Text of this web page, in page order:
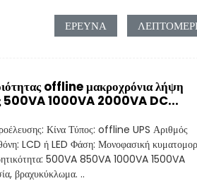
ΕΡΕΥΝΑ
offline μακροχρόνια λήψη
500VA 1000VA 2000VA DC...
Κίνα Τύπος: offline UPS Αριθμός
LCD ή LED Φάση: Μονοφασική
500VA 850VA 1000VA 1500VA
βραχυκύκλωμα. ..